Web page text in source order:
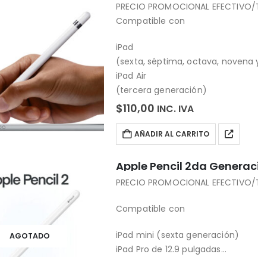
PRECIO PROMOCIONAL EFECTIVO/
Compatible con
iPad
(sexta, séptima, octava,
iPad Air
(tercera generación)
iPad mini
iPad Pro de 12.9 pulgadas
(primera y segunda generación)
OPEN BOX
$110,00 INC. IVA
AÑADIR AL CARRITO
AGOTADO
Apple Pencil 2da
PRECIO PROMOCIONAL EFECTIVO/
Compatible con
iPad mini (sexta generación)
iPad Pro de 12.9 pulgadas